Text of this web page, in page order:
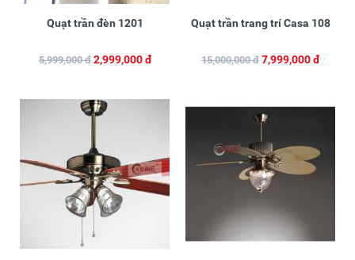
Quạt trần đèn 1201
5,999,000 đ 2,999,000 đ
Quạt trần trang trí Casa 108
15,000,000 đ 7,999,000 đ